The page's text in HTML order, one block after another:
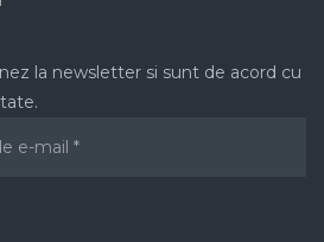
la newsletter si sunt de acord cu